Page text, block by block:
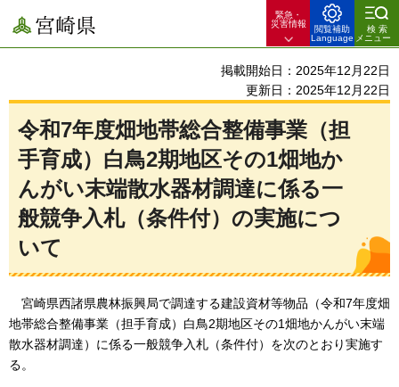
宮崎県
緊急・
災害情報
閲覧補助
Language
検索
メニュー
掲載開始日：2025年12月22日
更新日：2025年12月22日
令和7年度畑地帯総合整備事業（担
手育成）白鳥2期地区その1畑地か
んがい末端散水器材調達に係る一
般競争入札（条件付）の実施につ
いて
宮崎県西諸県農林振興局で調達する建設資材等物品（令和7年度畑
地帯総合整備事業（担手育成）白鳥2期地区その1畑地かんがい末端
散水器材調達）に係る一般競争入札（条件付）を次のとおり実施す
る。